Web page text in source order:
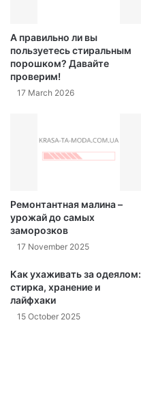
А правильно ли вы
пользуетесь стиральным
порошком? Давайте
проверим!
17 March 2026
Ремонтантная малина –
урожай до самых
заморозков
17 November 2025
Как ухаживать за одеялом:
стирка, хранение и
лайфхаки
15 October 2025